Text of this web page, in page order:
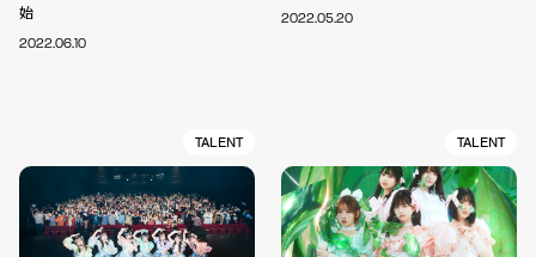
始
2022.06.10
2022.05.20
TALENT TALENT